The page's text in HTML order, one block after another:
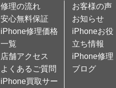
修理の流れ
安心無料保証
iPhone修理価格
一覧
店舗アクセス
よくあるご質問
iPhone買取サー
お客様の声
お知らせ
iPhoneお役
立ち情報
iPhone修理
ブログ